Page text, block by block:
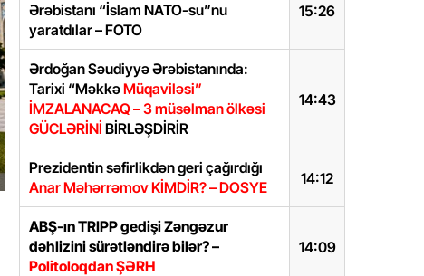
15:26
Ərəbistanı “İslam NATO-su”nu
yaratdılar – FOTO
14:43
Ərdoğan Səudiyyə Ərəbistanında:
Tarixi “MəkkəMüqaviləsi”
İMZALANACAQ – 3 müsəlman ölkəsi
GÜCLƏRİNİ BİRLƏŞDİRİR
14:12
Prezidentin səfirlikdən geri çağırdığı
Anar Məhərrəmov KİMDİR? – DOSYE
14:09
ABŞ-ın TRIPP gedişi Zəngəzur
dəhlizini sürətləndirə bilər? –
Politoloqdan ŞƏRH